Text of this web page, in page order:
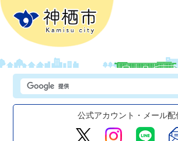
公式アカウント・メール配